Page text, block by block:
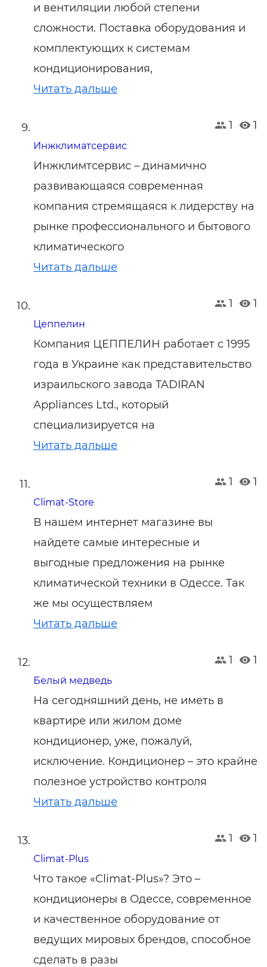
и вентиляции любой степени
сложности. Поставка оборудования и
комплектующих к системам
кондиционирования,
Читать дальше
1 1
Инжклиматсервис
Инжклимтсервис – динамично
развивающаяся современная
компания стремящаяся к лидерству на
рынке профессионального и бытового
климатического
Читать дальше
1 1
Цеппелин
Компания ЦЕППЕЛИН работает с 1995
года в Украине как представительство
израильского завода TADIRAN
Appliances Ltd., который
специализируется на
Читать дальше
1 1
Climat-Store
В нашем интернет магазине вы
найдете самые интересные и
выгодные предложения на рынке
климатической техники в Одессе. Так
же мы осуществляем
Читать дальше
1 1
Белый медведь
На сегодняшний день, не иметь в
квартире или жилом доме
кондиционер, уже, пожалуй,
исключение. Кондиционер – это крайне
полезное устройство контроля
Читать дальше
1 1
Climat-Plus
Что такое «Climat-Plus»? Это –
кондиционеры в Одессе, современное
и качественное оборудование от
ведущих мировых брендов, способное
сделать в разы